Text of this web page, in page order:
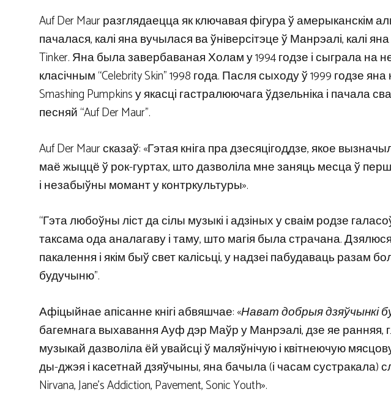
Auf Der Maur разглядаецца як ключавая фігура ў амерыканскім
пачалася, калі яна вучылася ва ўніверсітэце ў Манрэалі, калі
Tinker. Яна была завербаваная Холам у 1994 годзе і сыграла на
класічным “Celebrity Skin” 1998 года. Пасля сыходу ў 1999 годзе
Smashing Pumpkins у якасці гастралюючага ўдзельніка і пачала
песняй “Auf Der Maur”.
Auf Der Maur сказаў: «Гэтая кніга пра дзесяцігоддзе, якое
маё жыццё ў рок-гуртах, што дазволіла мне заняць месца ў
і незабыўны момант у контркультуры».
“Гэта любоўны ліст да сілы музыкі і адзіных у сваім родзе
таксама ода аналагаву і таму, што магія была страчана.
пакалення і якім быў свет калісьці, у надзеі пабудаваць
будучыню”.
Афіцыйнае апісанне кнігі абвяшчае: «Нават добрыя дзяўчынкі
багемнага выхавання Ауф дэр Маўр у Манрэалі, дзе яе ранняя,
музыкай дазволіла ёй увайсці ў маляўнічую і квітнеючую
ды-джэя і касетнай дзяўчыны, яна бачыла (і часам сустракала)
Nirvana, Jane’s Addiction, Pavement, Sonic Youth».